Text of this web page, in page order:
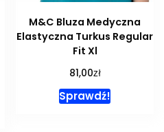
M&C Bluza Medyczna
Elastyczna Turkus Regular
Fit Xl
81,00zł
Sprawdź!